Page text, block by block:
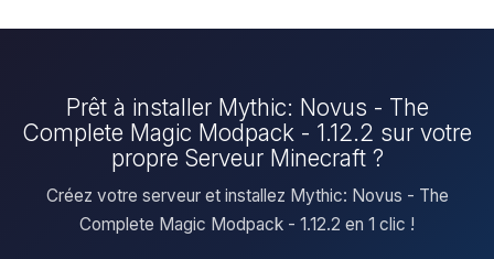
Prêt à installer Mythic: Novus - The
Complete Magic Modpack - 1.12.2 sur votre
propre Serveur Minecraft ?
Créez votre serveur et installez Mythic: Novus - The
Complete Magic Modpack - 1.12.2 en 1 clic !